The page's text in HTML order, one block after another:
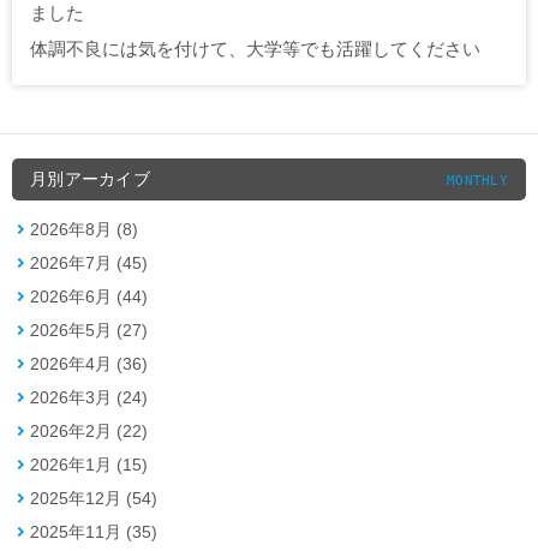
ました
体調不良には気を付けて、大学等でも活躍してください
月別アーカイブ MONTHLY
2026年8月 (8)
2026年7月 (45)
2026年6月 (44)
2026年5月 (27)
2026年4月 (36)
2026年3月 (24)
2026年2月 (22)
2026年1月 (15)
2025年12月 (54)
2025年11月 (35)